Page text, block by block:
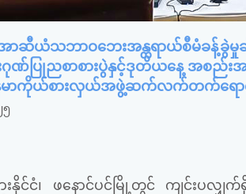
အာဆီယံသဘာဝဘေးအန္တရာယ်စီမံခန့်ခွဲ
ဂုဏ်ပြုညစာစားပွဲနှင့်ဒုတိယနေ့ အစည်းအ
န်မာကိုယ်စားလှယ်အဖွဲ့ဆက်လက်တက်ရေ
၅
ားနိုင်ငံ၊ ဖနောင်ပင်မြို့တွင် ကျင်းပ